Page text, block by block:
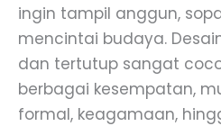
ingin tampil anggun,
mencintai budaya.
dan tertutup sangat
berbagai kesempatan,
formal, keagamaan,